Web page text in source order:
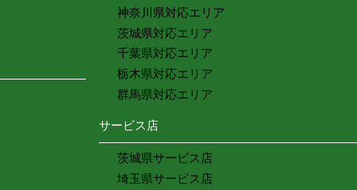
神奈川県対応エリア
茨城県対応エリア
千葉県対応エリア
栃木県対応エリア
群馬県対応エリア
サービス店
茨城県サービス店
埼玉県サービス店